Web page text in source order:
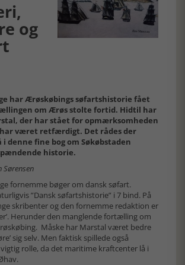
og
har Ærøskøbings søfartshistorie fået
om Ærøs stolte fortid. Hidtil har
der har stået for opmærksomheden
været retfærdigt. Det rådes der
i denne fine bog om Søkøbstaden
historie.
Sørensen
fornemme bøger om dansk søfart.
”Dansk søfartshistorie” i 7 bind. På
skribenter og den fornemme redaktion er
Herunder den manglende fortælling om
Måske har Marstal været bedre
sig selv. Men faktisk spillede også
rolle, da det maritime kraftcenter lå i